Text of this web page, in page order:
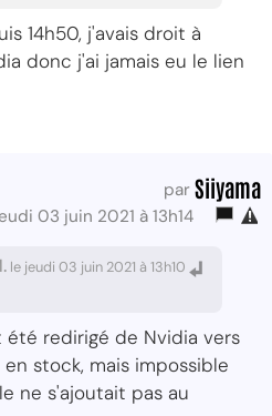
14h50, j'avais droit à
donc j'ai jamais eu le lien
par Siiyama
03 juin 2021 à 13h14
le jeudi 03 juin 2021 à 13h10
redirigé de Nvidia vers
en stock, mais impossible
ne s'ajoutait pas au